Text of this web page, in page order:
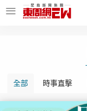
全部 時事直擊